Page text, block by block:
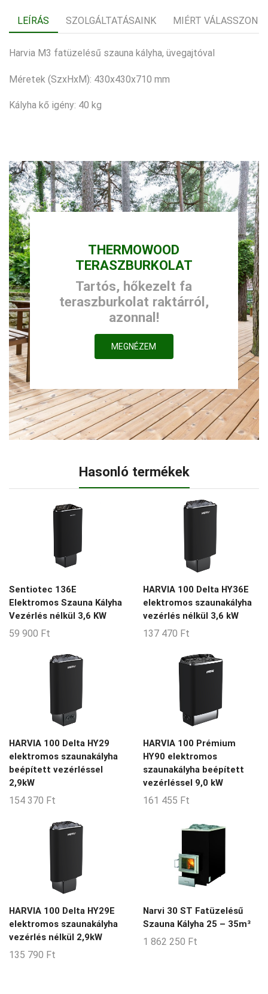
LEÍRÁS SZOLGÁLTATÁSAINK MIÉRT VÁLASSZON
Harvia M3 fatüzelésű szauna kályha, üvegajtóval
Méretek (SzxHxM): 430x430x710 mm
Kályha kő igény: 40 kg
THERMOWOOD
TERASZBURKOLAT
Tartós, hőkezelt fa
teraszburkolat raktárról,
azonnal!
MEGNÉZEM
Hasonló termékek
Sentiotec 136E
Elektromos Szauna Kályha
Vezérlés nélkül 3,6 KW
59 900 Ft
HARVIA 100 Delta HY36E
elektromos szaunakályha
vezérlés nélkül 3,6 kW
137 470 Ft
HARVIA 100 Delta HY29
elektromos szaunakályha
beépített vezérléssel
2,9kW
154 370 Ft
HARVIA 100 Prémium
HY90 elektromos
szaunakályha beépített
vezérléssel 9,0 kW
161 455 Ft
HARVIA 100 Delta HY29E
elektromos szaunakályha
vezérlés nélkül 2,9kW
135 790 Ft
Narvi 30 ST Fatüzelésű
Szauna Kályha 25 – 35m³
1 862 250 Ft